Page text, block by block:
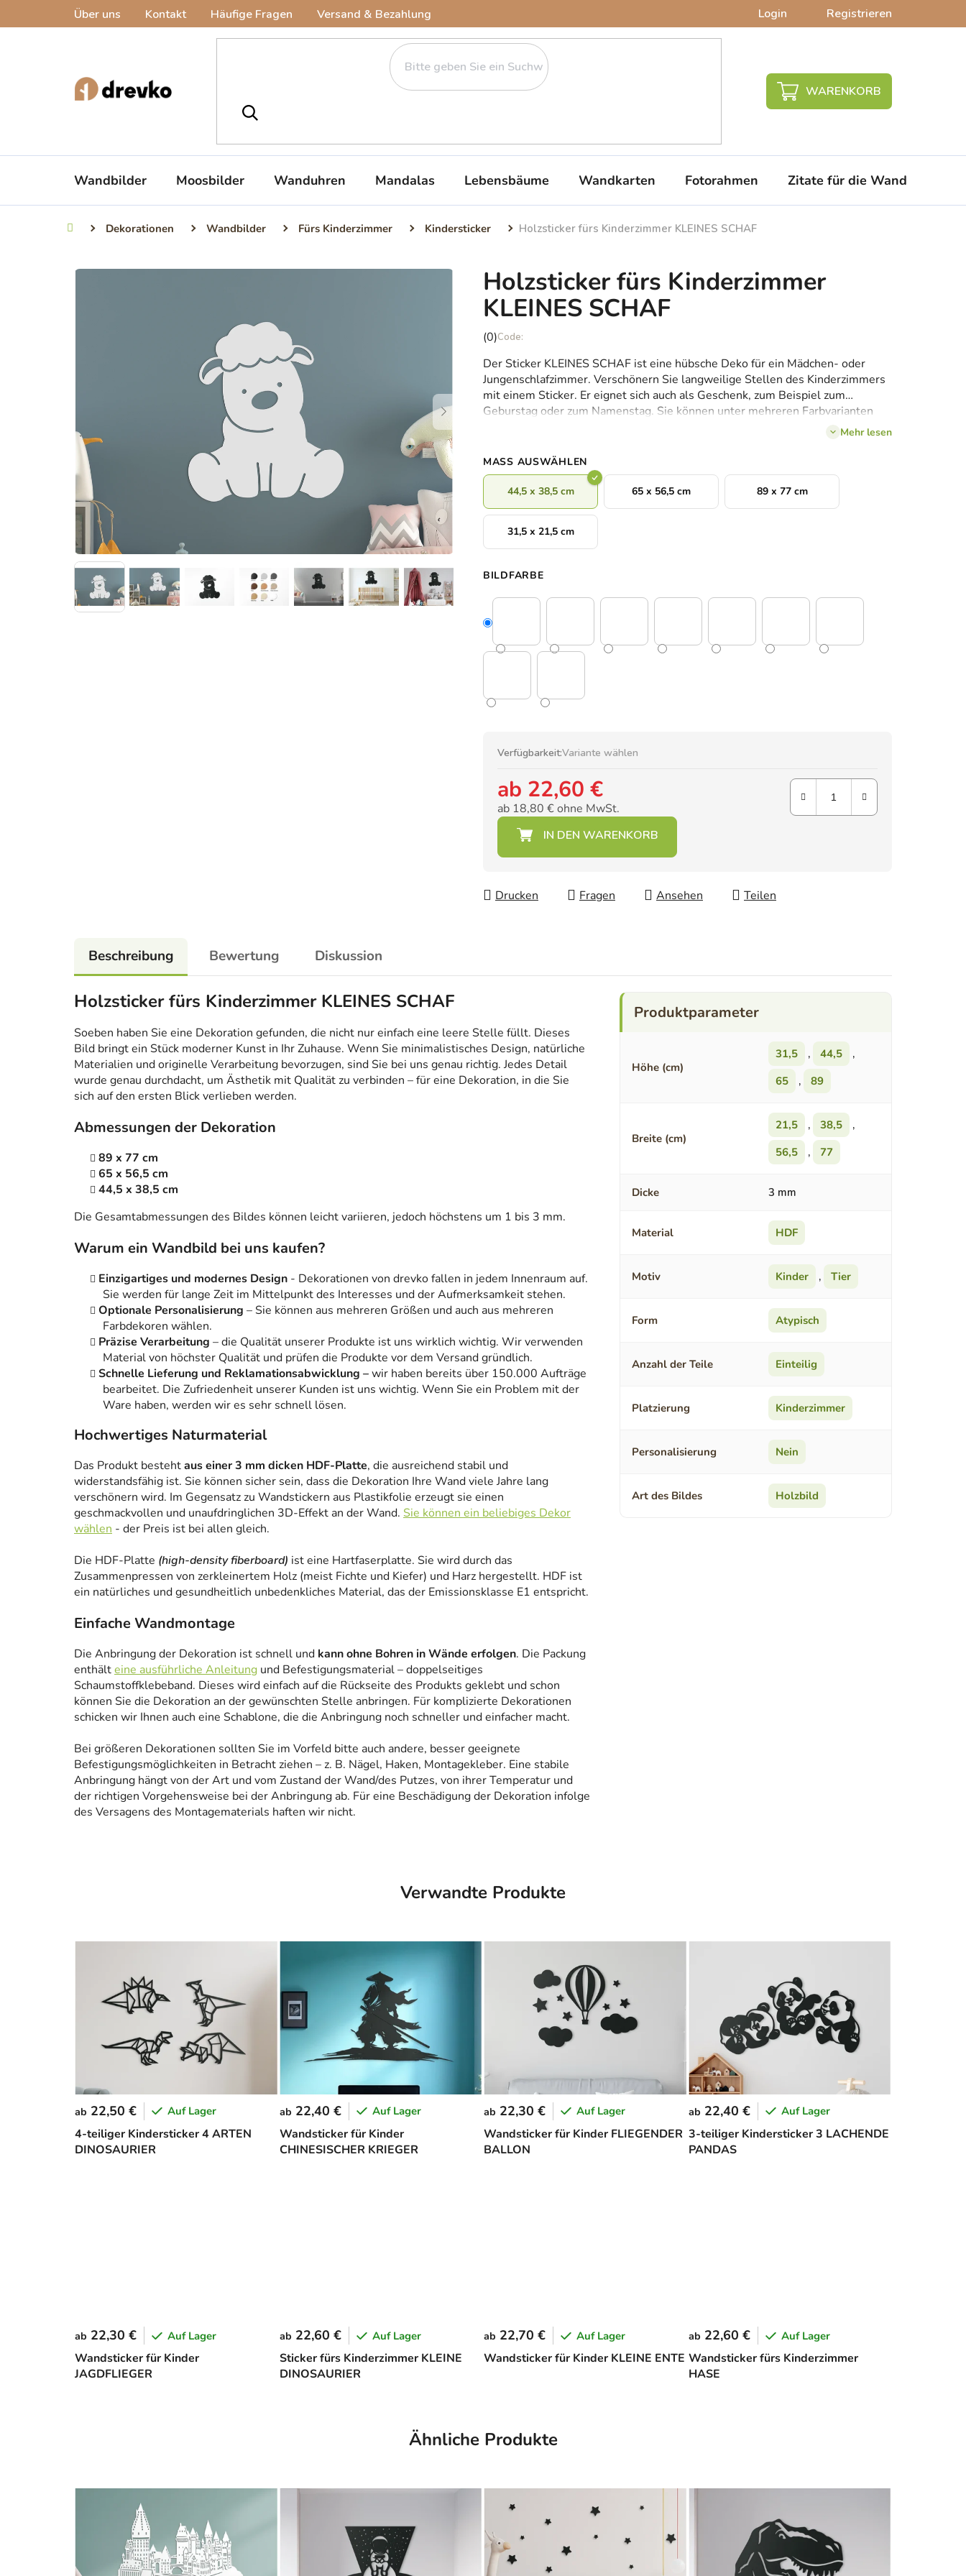
Über uns Kontakt Häufige Fragen Versand & Bezahlung Login Registrieren
WARENKORB
Wandbilder Moosbilder Wanduhren Mandalas Lebensbäume Wandkarten Fotorahmen Zitate für die Wand
StartseiteDekorationen Wandbilder Fürs Kinderzimmer Kindersticker Holzsticker fürs Kinderzimmer KLEINES SCHAF
Holzsticker fürs Kinderzimmer
KLEINES SCHAF
Die
Produktbewertung
ist
0,0
von
(0)
Der Sticker KLEINES SCHAF ist eine hübsche Deko für ein Mädchen- oder
Jungenschlafzimmer. Verschönern Sie langweilige Stellen des Kinderzimmers
mit einem Sticker. Er eignet sich auch als Geschenk, zum Beispiel zum
Geburstag oder zum Namenstag. Sie können unter mehreren Farbvarianten
Mehr lesen
MASS AUSWÄHLEN
44,5 x 38,5 cm 65 x 56,5 cm 89 x 77 cm
31,5 x 21,5 cm
BILDFARBE
Verfügbarkeit:Variante wählen
ab 22,60 €
ab 18,80 €ohne MwSt.
Verkaufspreis:
Drucken Fragen Ansehen Teilen
Beschreibung Bewertung Diskussion
Holzsticker fürs Kinderzimmer KLEINES SCHAF
Soeben haben Sie eine Dekoration gefunden, die nicht nur einfach eine leere Stelle füllt. Dieses
Bild bringt ein Stück moderner Kunst in Ihr Zuhause. Wenn Sie minimalistisches Design, natürliche
Materialien und originelle Verarbeitung bevorzugen, sind Sie bei uns genau richtig. Jedes Detail
wurde genau durchdacht, um Ästhetik mit Qualität zu verbinden – für eine Dekoration, in die Sie
sich auf den ersten Blick verlieben werden.
Abmessungen der Dekoration
89 x 77 cm
65 x 56,5 cm
44,5 x 38,5 cm
Die Gesamtabmessungen des Bildes können leicht variieren, jedoch höchstens um 1 bis 3 mm.
Warum ein Wandbild bei uns kaufen?
Einzigartiges und modernes Design - Dekorationen von drevko fallen in jedem Innenraum auf.
Sie werden für lange Zeit im Mittelpunkt des Interesses und der Aufmerksamkeit stehen.
Optionale Personalisierung – Sie können aus mehreren Größen und auch aus mehreren
Farbdekoren wählen.
Präzise Verarbeitung – die Qualität unserer Produkte ist uns wirklich wichtig. Wir verwenden
Material von höchster Qualität und prüfen die Produkte vor dem Versand gründlich.
Schnelle Lieferung und Reklamationsabwicklung –wir haben bereits über 150.000 Aufträge
bearbeitet. Die Zufriedenheit unserer Kunden ist uns wichtig. Wenn Sie ein Problem mit der
Ware haben, werden wir es sehr schnell lösen.
Hochwertiges Naturmaterial
Das Produkt bestehtaus einer 3 mm dicken HDF-Platte, die ausreichend stabil und
widerstandsfähig ist. Sie können sicher sein, dass die Dekoration Ihre Wand viele Jahre lang
verschönern wird. Im Gegensatz zu Wandstickern aus Plastikfolie erzeugt sie einen
geschmackvollen und unaufdringlichen 3D-Effekt an der Wand. Sie können ein beliebiges Dekor
wählen - der Preis ist bei allen gleich.
Die HDF-Platte (high-density fiberboard) ist eine Hartfaserplatte. Sie wird durch das
Zusammenpressen von zerkleinertem Holz (meist Fichte und Kiefer) und Harz hergestellt. HDF ist
ein natürliches und gesundheitlich unbedenkliches Material, das der Emissionsklasse E1 entspricht.
Einfache Wandmontage
Die Anbringung der Dekoration ist schnell und kann ohne Bohren in Wände erfolgen. Die Packung
enthälteine ausführliche Anleitung und Befestigungsmaterial – doppelseitiges
Schaumstoffklebeband. Dieses wird einfach auf die Rückseite des Produkts geklebt und schon
können Sie die Dekoration an der gewünschten Stelle anbringen. Für komplizierte Dekorationen
schicken wir Ihnen auch eine Schablone, die die Anbringung noch schneller und einfacher macht.
Bei größeren Dekorationen sollten Sie im Vorfeld bitte auch andere, besser geeignete
Befestigungsmöglichkeiten in Betracht ziehen – z. B. Nägel, Haken, Montagekleber. Eine stabile
Anbringung hängt von der Art und vom Zustand der Wand/des Putzes, von ihrer Temperatur und
der richtigen Vorgehensweise bei der Anbringung ab. Für eine Beschädigung der Dekoration infolge
des Versagens des Montagematerials haften wir nicht.
Höhe (cm)
31,5 , 44,5
,
65
, 89
Breite (cm)
21,5 , 38,5
,
56,5
, 77
Dicke 3 mm
Material HDF
Motiv Kinder , Tier
Form Atypisch
Anzahl der Teile Einteilig
Platzierung Kinderzimmer
Personalisierung Nein
Art des Bildes Holzbild
Verwandte Produkte
4-teiliger Kindersticker 4 ARTEN
DINOSAURIER
ab 22,50 € Auf Lager
Wandsticker für Kinder
CHINESISCHER KRIEGER
ab 22,40 € Auf Lager
Wandsticker für Kinder FLIEGENDER
BALLON
ab 22,30 € Auf Lager
3-teiliger Kindersticker 3 LACHENDE
PANDAS
ab 22,40 € Auf Lager
Wandsticker für Kinder
JAGDFLIEGER
ab 22,30 € Auf Lager
Sticker fürs Kinderzimmer KLEINE
DINOSAURIER
ab 22,60 € Auf Lager
Wandsticker für Kinder KLEINE ENTE
ab 22,70 € Auf Lager
Wandsticker fürs Kinderzimmer
HASE
ab 22,60 € Auf Lager
Ähnliche Produkte